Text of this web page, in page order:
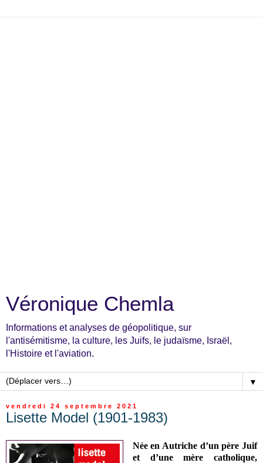
Véronique Chemla
Informations et analyses de géopolitique, sur
l'antisémitisme, la culture, les Juifs, le judaïsme, Israël,
l'Histoire et l'aviation.
▼
vendredi 24 septembre 2021
Lisette Model (1901-1983)
Née en Autriche d’un père Juif
et d’une mère catholique,